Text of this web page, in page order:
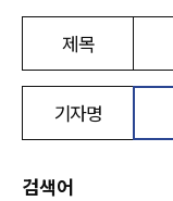
제목
기자명
검색어